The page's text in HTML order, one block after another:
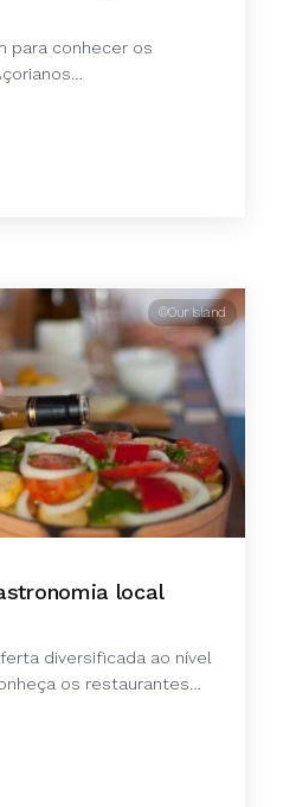
para conhecer os
©Our Island
local
diversificada ao nível
os restaurantes…